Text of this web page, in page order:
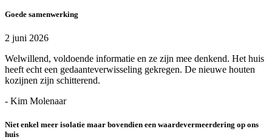
Goede samenwerking
2 juni 2026
Welwillend, voldoende informatie en ze zijn mee denkend. Het huis
heeft echt een gedaanteverwisseling gekregen. De nieuwe houten
kozijnen zijn schitterend.
- Kim Molenaar
Niet enkel meer isolatie maar bovendien een waardevermeerdering op ons
huis